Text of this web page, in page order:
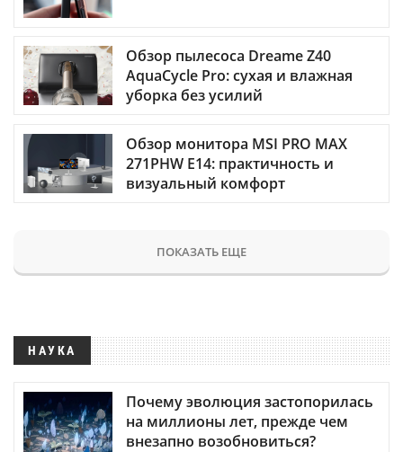
Обзор пылесоса Dreame Z40
AquaCycle Pro: сухая и влажная
уборка без усилий
Обзор монитора MSI PRO MAX
271PHW E14: практичность и
визуальный комфорт
ПОКАЗАТЬ ЕЩЕ
НАУКА
Почему эволюция застопорилась
на миллионы лет, прежде чем
внезапно возобновиться?